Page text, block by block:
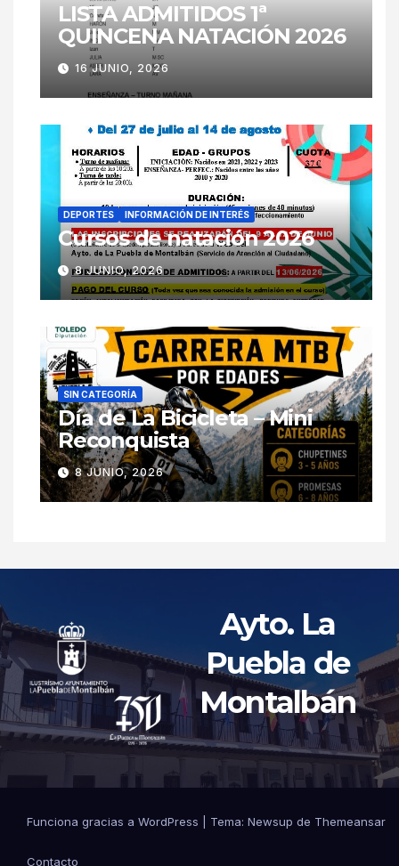
LISTA ADMITIDOS 1ª
QUINCENA NATACIÓN 2026
16 JUNIO, 2026
DEPORTES INFORMACIÓN DE INTERÉS
Cursos de natación 2026
8 JUNIO, 2026
SIN CATEGORÍA
Día de La Bicicleta – Mini
Reconquista
8 JUNIO, 2026
Ayto. La
Puebla de
Montalbán
Funciona gracias a WordPress Tema: Newsup de Themeansar
Contacto